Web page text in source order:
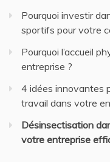
Pourquoi investir
sportifs pour votre
Pourquoi l’accueil
entreprise ?
4 idées innovantes
travail dans votre
Désinsectisation
votre entreprise